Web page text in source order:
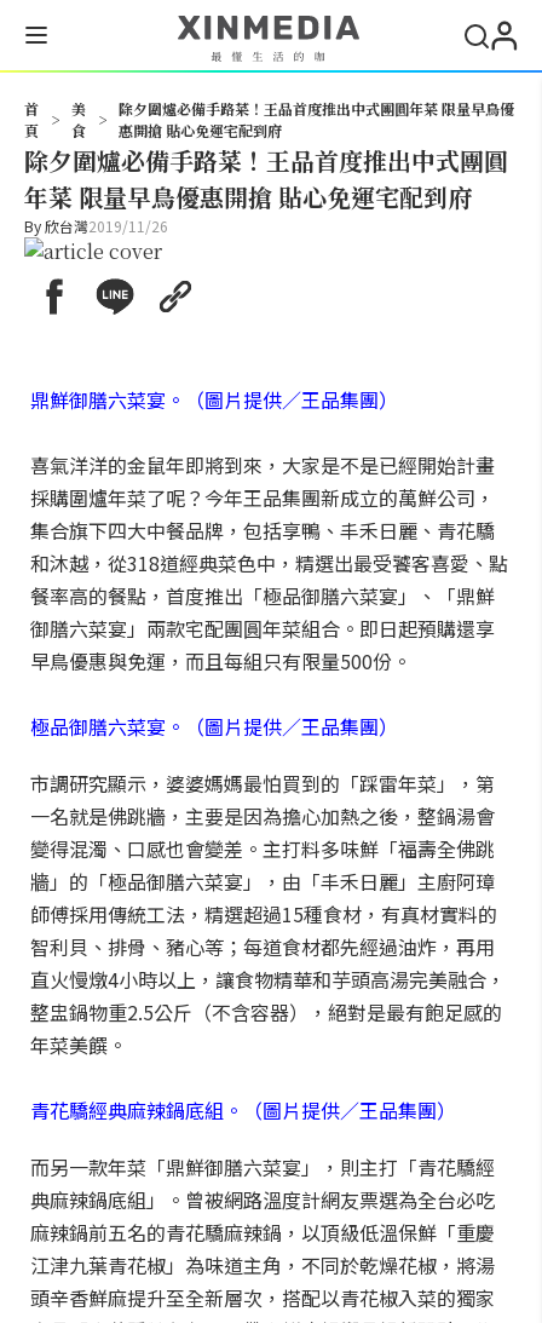
首
頁
>
美
食
>
除夕圍爐必備手路菜！王品首度推出中式團圓年菜 限量早鳥優
惠開搶 貼心免運宅配到府
除夕圍爐必備手路菜！王品首度推出中式團圓
年菜 限量早鳥優惠開搶 貼心免運宅配到府
By欣台灣2019/11/26
鼎鮮御膳六菜宴。（圖片提供／王品集團）
喜氣洋洋的金鼠年即將到來，大家是不是已經開始計畫
採購圍爐年菜了呢？今年王品集團新成立的萬鮮公司，
集合旗下四大中餐品牌，包括享鴨、丰禾日麗、青花驕
和沐越，從318道經典菜色中，精選出最受饕客喜愛、點
餐率高的餐點，首度推出「極品御膳六菜宴」、「鼎鮮
御膳六菜宴」兩款宅配團圓年菜組合。即日起預購還享
早鳥優惠與免運，而且每組只有限量500份。
極品御膳六菜宴。（圖片提供／王品集團）
市調研究顯示，婆婆媽媽最怕買到的「踩雷年菜」，第
一名就是佛跳牆，主要是因為擔心加熱之後，整鍋湯會
變得混濁、口感也會變差。主打料多味鮮「福壽全佛跳
牆」的「極品御膳六菜宴」，由「丰禾日麗」主廚阿璋
師傅採用傳統工法，精選超過15種食材，有真材實料的
智利貝、排骨、豬心等；每道食材都先經過油炸，再用
直火慢燉4小時以上，讓食物精華和芋頭高湯完美融合，
整盅鍋物重2.5公斤（不含容器），絕對是最有飽足感的
年菜美饌。
青花驕經典麻辣鍋底組。（圖片提供／王品集團）
而另一款年菜「鼎鮮御膳六菜宴」，則主打「青花驕經
典麻辣鍋底組」。曾被網路溫度計網友票選為全台必吃
麻辣鍋前五名的青花驕麻辣鍋，以頂級低溫保鮮「重慶
江津九葉青花椒」為味道主角，不同於乾燥花椒，將湯
頭辛香鮮麻提升至全新層次，搭配以青花椒入菜的獨家